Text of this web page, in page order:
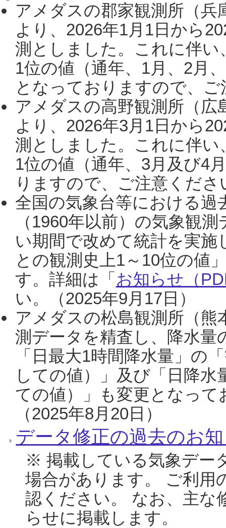
アメダスの郡家観測所（
より、2026年1月1日から
測としました。これに伴い
1位の値（通年、1月、2月
となっておりますので、
アメダスの高野観測所（
より、2026年3月1日から
測としました。これに伴い
1位の値（通年、3月及び4
りますので、ご注意くだ
全国の気象台等における過
（1960年以前）の気象観
い期間で改めて統計を実
との観測史上1～10位の値
す。詳細は「 お知らせ（
い。（2025年9月17日）
アメダスの松島観測所（熊
測データを精査し、降水
「日最大1時間降水量」の
しての値）」及び「日降
ての値）」も変更となっ
（2025年8月20日）
データ修正の過去のお
※ 掲載している気象デー
場合があります。 ご利用
認ください。 なお、主な
らせに掲載します。